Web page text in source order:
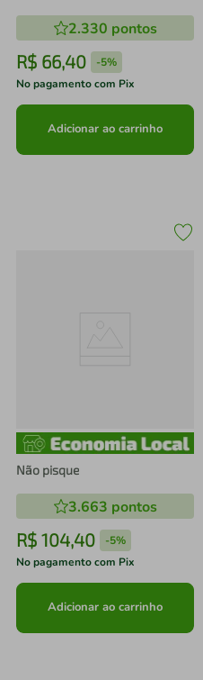
2.330 pontos
R$ 66,40 -5%
No pagamento com Pix
Adicionar ao carrinho
Não pisque
3.663 pontos
R$ 104,40 -5%
No pagamento com Pix
Adicionar ao carrinho